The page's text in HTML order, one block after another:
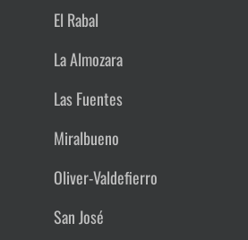
El Rabal
La Almozara
Las Fuentes
Miralbueno
Oliver-Valdefierro
San José